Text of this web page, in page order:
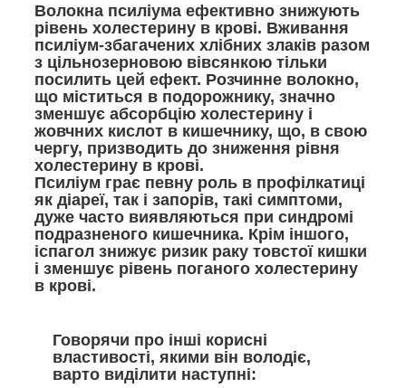
Волокна псиліума ефективно знижують
рівень холестерину в крові. Вживання
псиліум-збагачених хлібних злаків разом
з цільнозерновою вівсянкою тільки
посилить цей ефект. Розчинне волокно,
що міститься в подорожнику, значно
зменшує абсорбцію холестерину і
жовчних кислот в кишечнику, що, в свою
чергу, призводить до зниження рівня
холестерину в крові.
Псиліум грає певну роль в профілкатиці
як діареї, так і запорів, такі симптоми,
дуже часто виявляються при синдромі
подразненого кишечника. Крім іншого,
іспагол знижує ризик раку товстої кишки
і зменшує рівень поганого холестерину
в крові.
Говорячи про інші корисні
властивості, якими він володіє,
варто виділити наступні: